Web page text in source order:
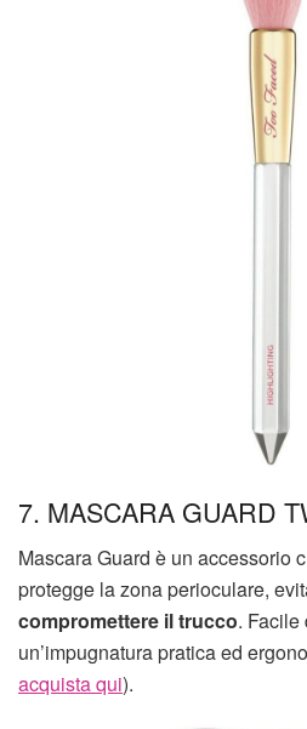
7. MASCARA GUARD
Mascara Guard è un accessorio
protegge la zona perioculare,
compromettere il trucco. Facile
un’impugnatura pratica ed
acquista qui).